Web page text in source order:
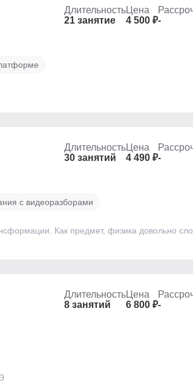
Длительность
21 занятие
Цена
4 500 ₽-
Длительность
30 занятий
Цена
4 490 ₽-
с видеоразборами
Как предмет, физика довольно
Длительность
8 занятий
Цена
6 800 ₽-